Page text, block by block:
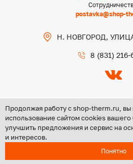
postavka@shop-
Н. НОВГОРОД,
8 (831) 216-
Copyright @ 2026 ООО
Политика
Продолжая работу с shop-therm.ru, вы
использование сайтом cookies
улучшить предложения и сервис на
и интересов.
Понятно